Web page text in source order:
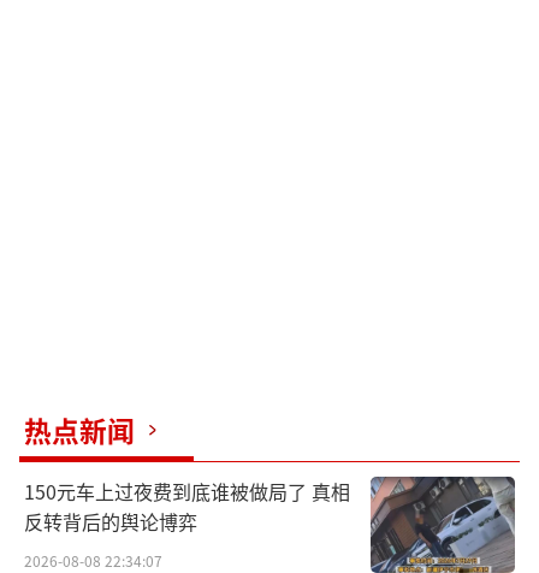
热点新闻
150元车上过夜费到底谁被做局了 真相
反转背后的舆论博弈
2026-08-08 22:34:07